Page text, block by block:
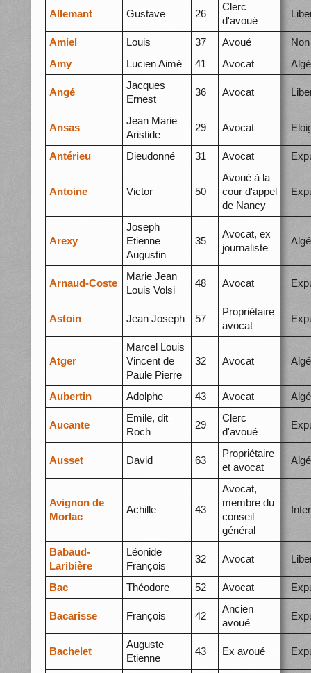
Allemant Gustave 26
Clerc
d'avoué
Amiel Louis 37 Avoué
Amy
Lucien Aimé 41 Avocat
Angé
Jacques
Ernest
36 Avocat
Ansas
Jean Marie
Aristide
29 Avocat
Antérieu Dieudonné 31 Avocat
Antoine Victor 50
Avoué à la
cour d'appel
de Nancy
Arexy
Joseph
Etienne
Augustin
35
Avocat, ex
journaliste
Arnaud-Coste
Marie Jean
Louis Volsi
48 Avocat
Astoin Jean Joseph 57
Propriétaire
avocat
Atger
Marcel Louis
Vincent de
Paule Pierre
32 Avocat
Aubertin Adolphe 43 Avocat
Aucante
Emile, dit
Roch
29
Clerc
d'avoué
Ausset David 63
Propriétaire
et avocat
Avignon de
Morlac
Achille 43
Avocat,
membre du
conseil
général
Babaud-
Laribière
Léonide
François
32 Avocat
Bac Théodore 52 Avocat
Bacarisse François 42
Ancien
avoué
Bachelet
Auguste
Etienne
43 Ex avoué